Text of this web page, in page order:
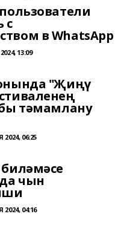
с
в WhatsApp
13:09
"Җиңү
тәмамлану
06:25
чын
04:16